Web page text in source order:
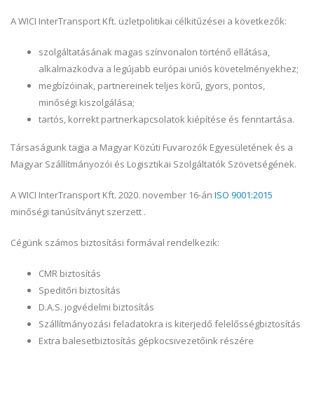
A WICI InterTransport Kft. üzletpolitikai célkitűzései a következők:
szolgáltatásának magas színvonalon történő ellátása,
alkalmazkodva a legújabb európai uniós követelményekhez;
megbízóinak, partnereinek teljes körű, gyors, pontos,
minőségi kiszolgálása;
tartós, korrekt partnerkapcsolatok kiépítése és fenntartása.
Társaságunk tagja a Magyar Közúti Fuvarozók Egyesületének és a
Magyar Szállítmányozói és Logisztikai Szolgáltatók Szövetségének.
A WICI InterTransport Kft. 2020. november 16-án ISO 9001:2015
minőségi tanúsítványt szerzett .
Cégünk számos biztosítási formával rendelkezik:
CMR biztosítás
Speditőri biztosítás
D.A.S. jogvédelmi biztosítás
Szállítmányozási feladatokra is kiterjedő felelősségbiztosítás
Extra balesetbiztosítás gépkocsivezetőink részére